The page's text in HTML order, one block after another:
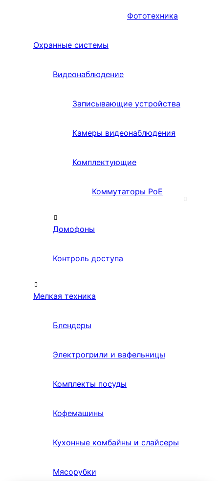
Фототехника
Охранные системы
Видеонаблюдение
Записывающие устройства
Камеры видеонаблюдения
Комплектующие
Коммутаторы PoE
Домофоны
Контроль доступа
Мелкая техника
Блендеры
Электрогрили и вафельницы
Комплекты посуды
Кофемашины
Кухонные комбайны и слайсеры
Мясорубки